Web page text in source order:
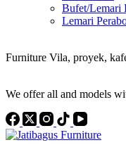
Bufet/Lemari
Lemari
Furniture Vila, proyek,
We offer all and models